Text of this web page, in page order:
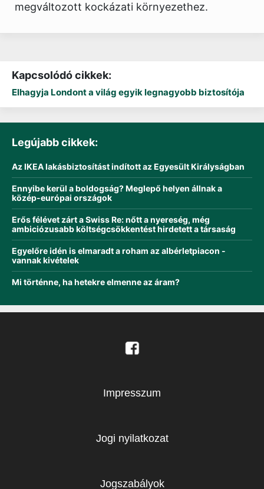
megváltozott kockázati környezethez.
Kapcsolódó cikkek:
Elhagyja Londont a világ egyik legnagyobb biztosítója
Legújabb cikkek:
Az IKEA lakásbiztosítást indított az Egyesült Királyságban
Ennyibe kerül a boldogság? Meglepő helyen állnak a
közép-európai országok
Erős félévet zárt a Swiss Re: nőtt a nyereség, még
ambiciózusabb költségcsökkentést hirdetett a társaság
Egyelőre idén is elmaradt a roham az albérletpiacon -
vannak kivételek
Mi történne, ha hetekre elmenne az áram?
Impresszum
Jogi nyilatkozat
Jogszabályok